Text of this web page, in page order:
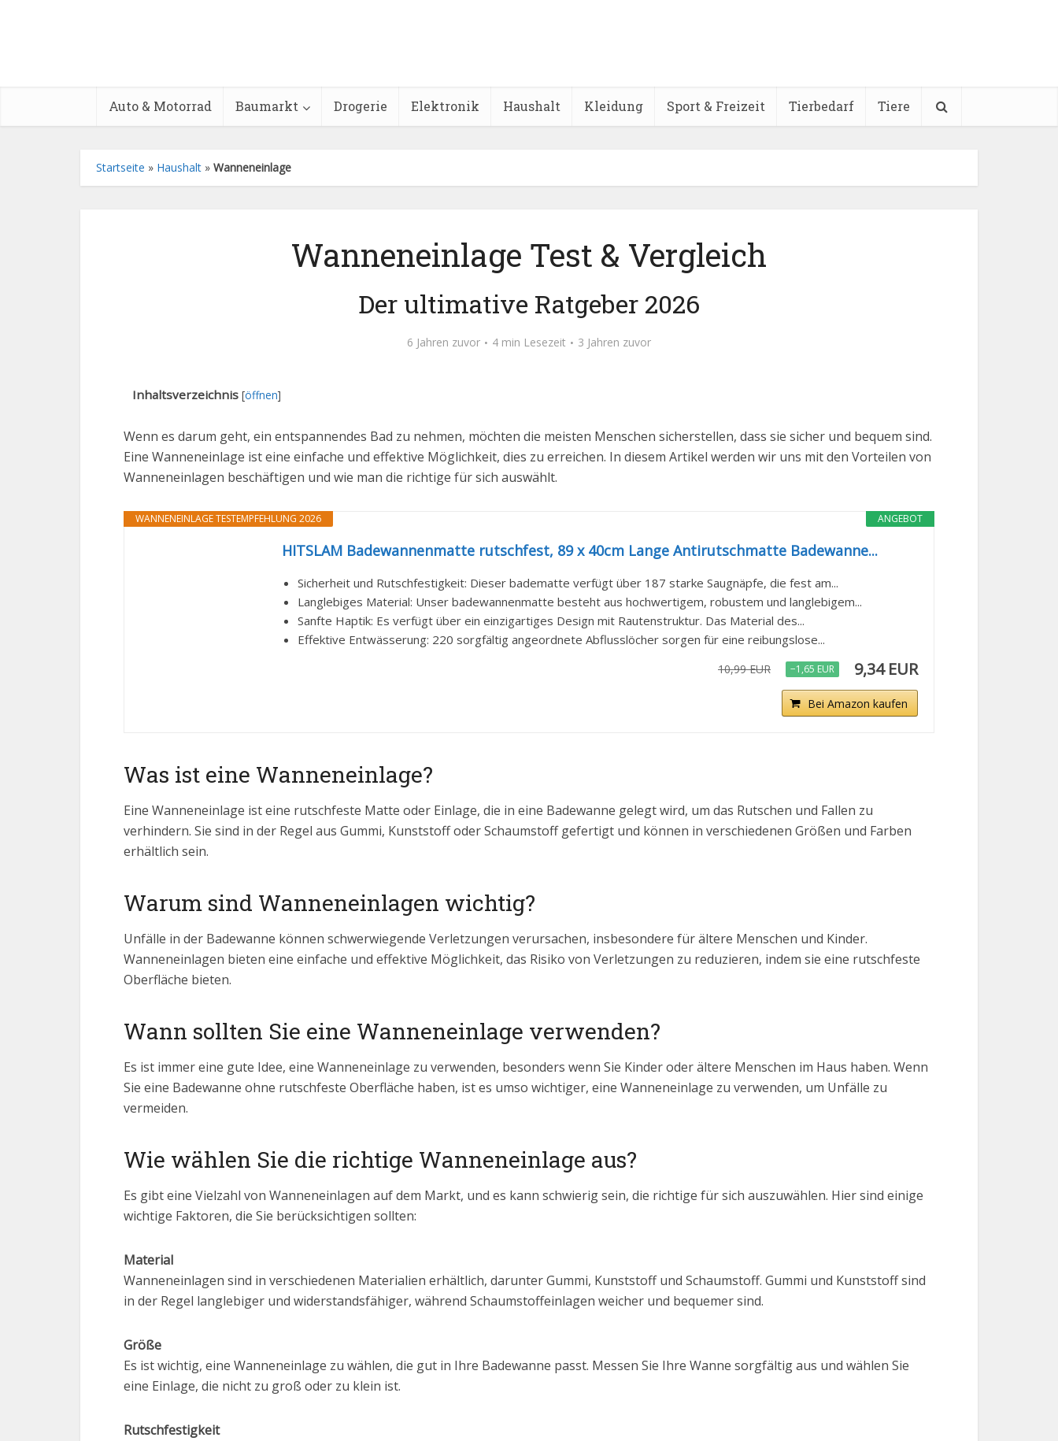
Auto & Motorrad Baumarkt Drogerie Elektronik Haushalt Kleidung Sport & Freizeit Tierbedarf Tiere
Startseite » Haushalt » Wanneneinlage
Wanneneinlage Test & Vergleich
Der ultimative Ratgeber 2026
6 Jahren zuvor 4 min Lesezeit 3 Jahren zuvor
Inhaltsverzeichnis [öffnen]
Wenn es darum geht, ein entspannendes Bad zu nehmen, möchten die meisten Menschen sicherstellen, dass sie sicher und bequem sind.
Eine Wanneneinlage ist eine einfache und effektive Möglichkeit, dies zu erreichen. In diesem Artikel werden wir uns mit den Vorteilen von
Wanneneinlagen beschäftigen und wie man die richtige für sich auswählt.
ANGEBOT
WANNENEINLAGE TESTEMPFEHLUNG 2026
HITSLAM Badewannenmatte rutschfest, 89 x 40cm Lange Antirutschmatte Badewanne...
Sicherheit und Rutschfestigkeit: Dieser badematte verfügt über 187 starke Saugnäpfe, die fest am...
Langlebiges Material: Unser badewannenmatte besteht aus hochwertigem, robustem und langlebigem...
Sanfte Haptik: Es verfügt über ein einzigartiges Design mit Rautenstruktur. Das Material des...
Effektive Entwässerung: 220 sorgfältig angeordnete Abflusslöcher sorgen für eine reibungslose...
10,99 EUR −1,65 EUR 9,34 EUR
Bei Amazon kaufen
Was ist eine Wanneneinlage?
Eine Wanneneinlage ist eine rutschfeste Matte oder Einlage, die in eine Badewanne gelegt wird, um das Rutschen und Fallen zu
verhindern. Sie sind in der Regel aus Gummi, Kunststoff oder Schaumstoff gefertigt und können in verschiedenen Größen und Farben
erhältlich sein.
Warum sind Wanneneinlagen wichtig?
Unfälle in der Badewanne können schwerwiegende Verletzungen verursachen, insbesondere für ältere Menschen und Kinder.
Wanneneinlagen bieten eine einfache und effektive Möglichkeit, das Risiko von Verletzungen zu reduzieren, indem sie eine rutschfeste
Oberfläche bieten.
Wann sollten Sie eine Wanneneinlage verwenden?
Es ist immer eine gute Idee, eine Wanneneinlage zu verwenden, besonders wenn Sie Kinder oder ältere Menschen im Haus haben. Wenn
Sie eine Badewanne ohne rutschfeste Oberfläche haben, ist es umso wichtiger, eine Wanneneinlage zu verwenden, um Unfälle zu
vermeiden.
Wie wählen Sie die richtige Wanneneinlage aus?
Es gibt eine Vielzahl von Wanneneinlagen auf dem Markt, und es kann schwierig sein, die richtige für sich auszuwählen. Hier sind einige
wichtige Faktoren, die Sie berücksichtigen sollten:
Material
Wanneneinlagen sind in verschiedenen Materialien erhältlich, darunter Gummi, Kunststoff und Schaumstoff. Gummi und Kunststoff sind
in der Regel langlebiger und widerstandsfähiger, während Schaumstoffeinlagen weicher und bequemer sind.
Größe
Es ist wichtig, eine Wanneneinlage zu wählen, die gut in Ihre Badewanne passt. Messen Sie Ihre Wanne sorgfältig aus und wählen Sie
eine Einlage, die nicht zu groß oder zu klein ist.
Rutschfestigkeit